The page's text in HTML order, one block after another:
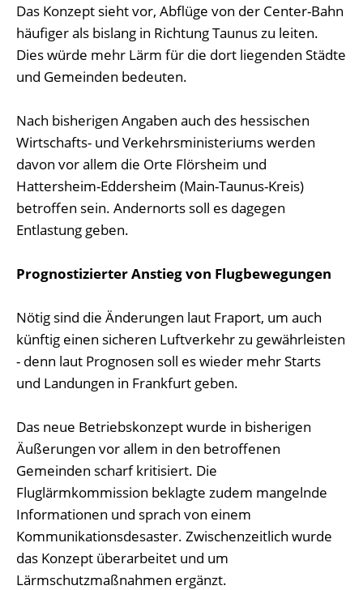
Das Konzept sieht vor, Abflüge von der Center-Bahn
häufiger als bislang in Richtung Taunus zu leiten.
Dies würde mehr Lärm für die dort liegenden Städte
und Gemeinden bedeuten.
Nach bisherigen Angaben auch des hessischen
Wirtschafts- und Verkehrsministeriums werden
davon vor allem die Orte Flörsheim und
Hattersheim-Eddersheim (Main-Taunus-Kreis)
betroffen sein. Andernorts soll es dagegen
Entlastung geben.
Prognostizierter Anstieg von Flugbewegungen
Nötig sind die Änderungen laut Fraport, um auch
künftig einen sicheren Luftverkehr zu gewährleisten
- denn laut Prognosen soll es wieder mehr Starts
und Landungen in Frankfurt geben.
Das neue Betriebskonzept wurde in bisherigen
Äußerungen vor allem in den betroffenen
Gemeinden scharf kritisiert. Die
Fluglärmkommission beklagte zudem mangelnde
Informationen und sprach von einem
Kommunikationsdesaster. Zwischenzeitlich wurde
das Konzept überarbeitet und um
Lärmschutzmaßnahmen ergänzt.